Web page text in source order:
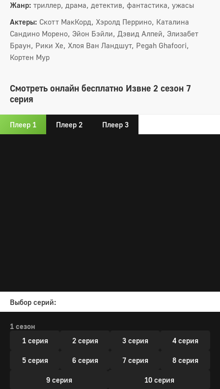
Жанр: триллер, драма, детектив, фантастика, ужасы
Актеры: Скотт МакКорд, Хэролд Перрино, Каталина
Сандино Морено, Эйон Бэйли, Дэвид Алпей, Элизабет
Браун, Рики Хе, Хлоя Ван Ландшут, Pegah Ghafoori,
Кортен Мур
Смотреть онлайн бесплатно Извне 2 сезон 7
серия
Плеер 1 Плеер 2 Плеер 3
Выбор серий:
1 сезон
1 серия
2 серия 3 серия 4 серия
5 серия 6 серия 7 серия 8 серия
9 серия
10 серия